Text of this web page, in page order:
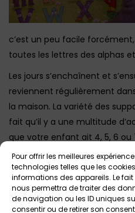
Pour offrir les meilleures
technologies telles que les
informations des appareils. Le
nous permettra de traiter des
de navigation ou les ID uniques
consentir ou de retirer son
c’est un peu facile
toutes les lettres des alphas
Les jours s’enchaînent et
reviennent régulièrement
la maison. La variété des
fait qu’il y a une multitude
que votre enfant ait 4, 5, 6 ou
qu’il en soit à ses débuts.
Jouer avec les lettres,
l’envie aux enfants d’aller
leurs